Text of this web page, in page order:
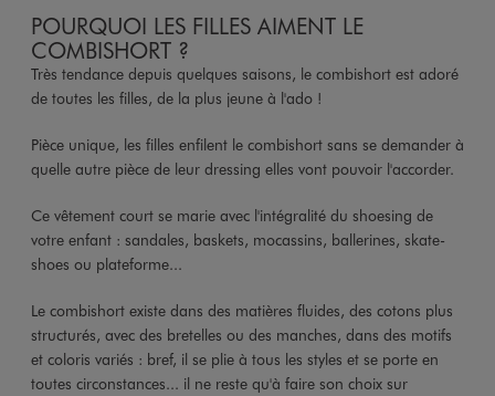
POURQUOI LES FILLES AIMENT LE
COMBISHORT ?
Très tendance depuis quelques saisons, le combishort est adoré
de toutes les filles, de la plus jeune à l'ado !
Pièce unique, les filles enfilent le combishort sans se demander à
quelle autre pièce de leur dressing elles vont pouvoir l'accorder.
Ce vêtement court se marie avec l'intégralité du shoesing de
votre enfant : sandales, baskets, mocassins, ballerines, skate-
shoes ou plateforme...
Le combishort existe dans des matières fluides, des cotons plus
structurés, avec des bretelles ou des manches, dans des motifs
et coloris variés : bref, il se plie à tous les styles et se porte en
toutes circonstances... il ne reste qu'à faire son choix sur